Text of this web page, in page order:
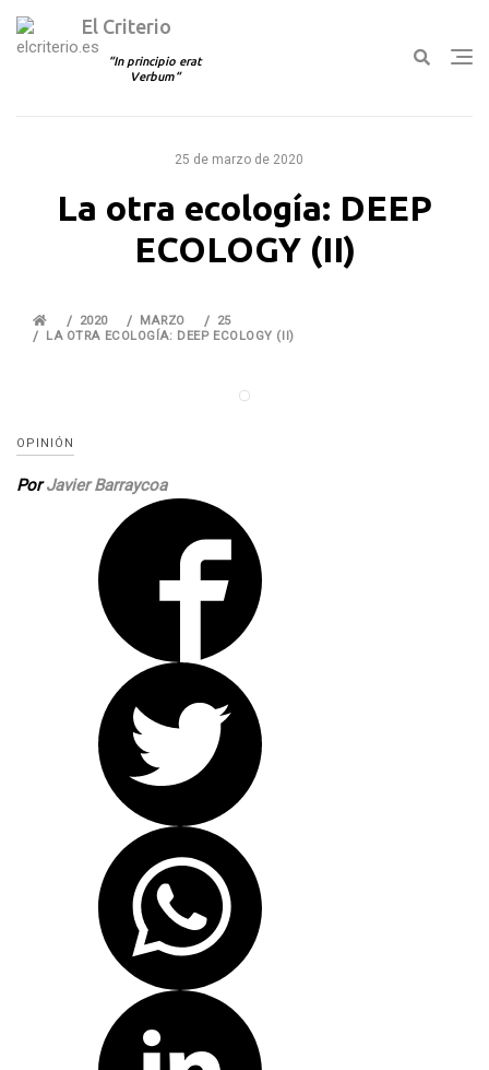
El Criterio
In principio erat
Verbum
25 de marzo de 2020
La otra ecología: DEEP
ECOLOGY (II)
2020 MARZO
25
LA OTRA ECOLOGÍA: DEEP ECOLOGY (II)
OPINIÓN
PorJavier Barraycoa